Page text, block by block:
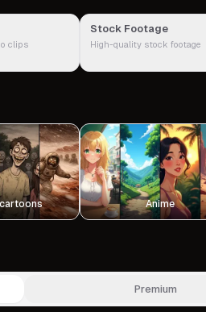
clips
Stock Footage
High-quality stock footage
Anime
Premium